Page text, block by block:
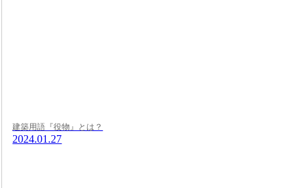
建築用語『役物』とは？
2024.01.27